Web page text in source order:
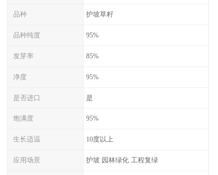
品种 护坡草籽
品种纯度 95%
发芽率 85%
净度 95%
是否进口 是
饱满度 95%
生长适温 10度以上
应用场景 护坡 园林绿化 工程复绿